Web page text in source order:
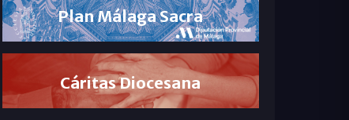
Plan Málaga Sacra
Cáritas Diocesana